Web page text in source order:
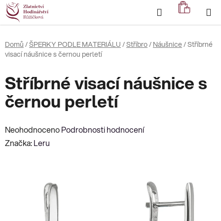
Přejít
na
obsah
Hledat
KOŠÍK
Domů /ŠPERKY PODLE MATERIÁLU /Stříbro/ Náušnice/Stříbrné
visací náušnice s černou perletí
Stříbrné visací náušnice s
černou perletí
Průměrné
hodnocení
NeohodnocenoPodrobnosti hodnocení
Značka:Leru